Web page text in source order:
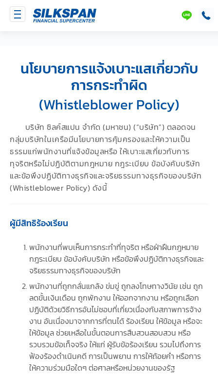
นโยบายการแจ้งเบาะแสเกี่ยวกับ
การกระทำผิด
(Whistleblower Policy)
บริษัท ซิลค์สแปน จำกัด (มหาชน) (“บริษัท”) ตลอดจน
กลุ่มบริษัทในเครือมีนโยบายการคุ้มครองและให้ความเป็น
ธรรมแก่พนักงานที่แจ้งข้อมูลหรือ ให้เบาะแสเกี่ยวกับการ
ทุจริตหรือไม่ปฏิบัติตามกฎหมาย กฎระเบียบ ข้อบังคับบริษัท
และข้อพึงปฏิบัติทางธุรกิจและจริยธรรมทางธุรกิจของบริษัท
(Whistleblower Policy) ดังนี้
ผู้มีสิทธิร้องเรียน
พนักงานที่พบเห็นการกระทําที่ทุจริต หรือฝ่าฝืนกฎหมาย
กฎระเบียบ ข้อบังคับบริษัท หรือข้อพึงปฏิบัติทางธุรกิจและ
จริยธรรมทางธุรกิจของบริษัท
พนักงานที่ถูกกลั่นแกล้ง ข่มขู่ ถูกลงโทษทางวินัย เช่น ถูก
ลดขั้นเงินเดือน ถูกพักงาน ให้ออกจากงาน หรือถูกเลือก
ปฏิบัติด้วยวิธีการอันไม่ชอบที่เกี่ยวเนื่องกับสภาพการจ้าง
งาน อันเนื่องมาจากการที่ตนได้ ร้องเรียน ให้ข้อมูล หรือจะ
ให้ข้อมูล ช่วยเหลือในขั้นตอนการสืบสวนสอบสวน หรือ
รวบรวมข้อเท็จจริง ให้แก่ ผู้รับข้อร้องเรียน รวมไปถึงการ
ฟ้องร้องดําเนินคดี การเป็นพยาน การให้ถ้อยคํา หรือการ
ให้ความร่วมมือใดๆ ต่อศาลหรือหน่วยงานของรัฐ